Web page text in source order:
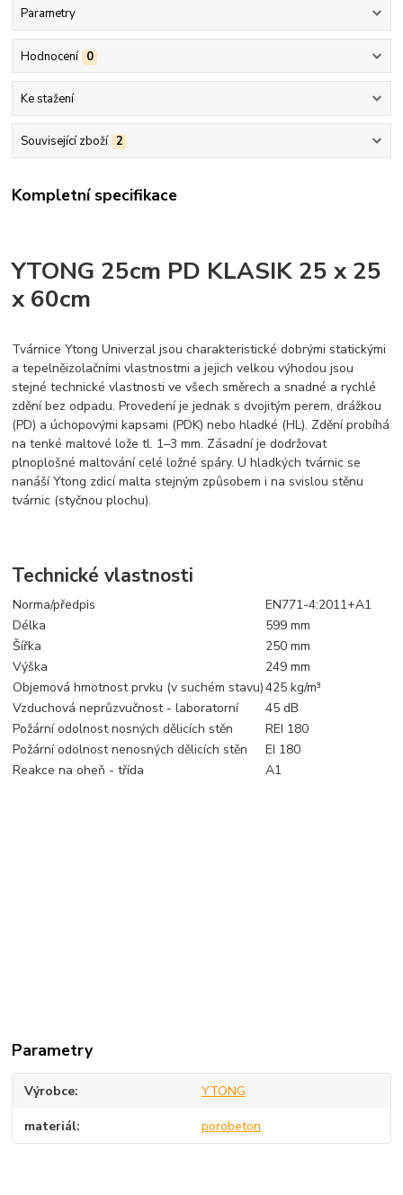
Parametry
Hodnocení 0
Ke stažení
Související zboží 2
Kompletní specifikace
YTONG 25cm PD KLASIK 25 x 25
x 60cm
Tvárnice Ytong Univerzal jsou charakteristické dobrými statickými
a tepelněizolačními vlastnostmi a jejich velkou výhodou jsou
stejné technické vlastnosti ve všech směrech a snadné a rychlé
zdění bez odpadu. Provedení je jednak s dvojitým perem, drážkou
(PD) a úchopovými kapsami (PDK) nebo hladké (HL). Zdění probíhá
na tenké maltové lože tl. 1–3 mm. Zásadní je dodržovat
plnoplošné maltování celé ložné spáry. U hladkých tvárnic se
nanáší Ytong zdicí malta stejným způsobem i na svislou stěnu
tvárnic (styčnou plochu).
Technické vlastnosti
Norma/předpis
EN771-4:2011+A1
Délka
599 mm
Šířka
250 mm
Výška
249 mm
Objemová hmotnost prvku (v suchém stavu)425 kg/m³
Vzduchová neprůzvučnost - laboratorní
45 dB
Požární odolnost nosných dělicích stěn
REI 180
Požární odolnost nenosných dělicích stěn
EI 180
Reakce na oheň - třída
A1
Parametry
Výrobce YTONG
materiál porobeton